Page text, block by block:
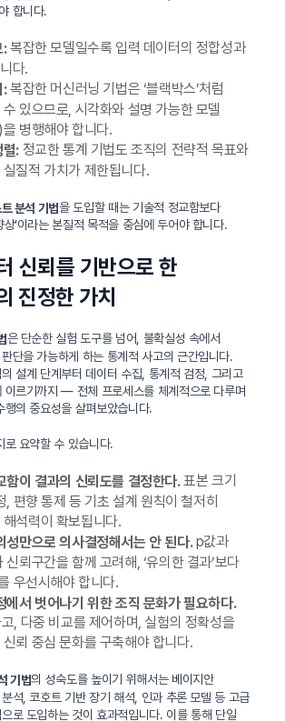
합니다.
:복잡한 모델일수록 입력 데이터의 정합성과
다.
:복잡한 머신러닝 기법은 ‘블랙박스’처럼
있으므로, 시각화와 설명 가능한 모델
병행해야 합니다.
렬:정교한 통계 기법도 조직의 전략적 목표와
질적 가치가 제한됩니다.
분석 기법을 도입할 때는 기술적 정교함보다
상’이라는 본질적 목적을 중심에 두어야 합니다.
신뢰를 기반으로 한
진정한 가치
은 단순한 실험 도구를 넘어, 불확실성 속에서
단을 가능하게 하는 통계적 사고의 근간입니다.
설계 단계부터 데이터 수집, 통계적 검정, 그리고
이르기까지 — 전체 프로세스를 체계적으로 다루며
행의 중요성을 살펴보았습니다.
로 요약할 수 있습니다.
함이 결과의 신뢰도를 결정한다.표본 크기
, 편향 통제 등 기초 설계 원칙이 철저히
석력이 확보됩니다.
성만으로 의사결정해서는 안 된다.p값과
뢰구간을 함께 고려해, ‘유의한 결과’보다
우선시해야 합니다.
에서 벗어나기 위한 조직 문화가 필요하다.
, 다중 비교를 제어하며, 실험의 정확성을
뢰 중심 문화를 구축해야 합니다.
기법의 성숙도를 높이기 위해서는 베이지안
석, 코호트 기반 장기 해석, 인과 추론 모델 등 고급
로 도입하는 것이 효과적입니다. 이를 통해 단일